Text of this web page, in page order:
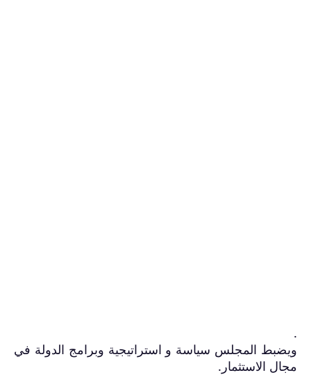
.
ويضبط المجلس سياسة و استراتيجية وبرامج الدولة في
مجال الاستثمار .